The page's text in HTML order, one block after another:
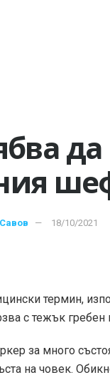
18/10/2021
термин,
с тежък гребен
за много
на човек.